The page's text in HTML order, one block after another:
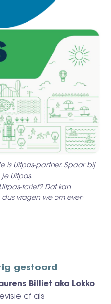
is Uitpas-partner. Spaar bij
Uitpas.
tarief? Dat kan
vragen we om even
gestoord
Billiet aka Lokko
of als